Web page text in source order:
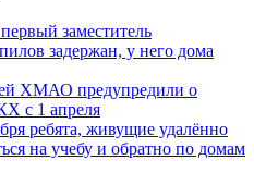
заместитель
задержан, у него дома
ХМАО предупредили о
с 1 апреля
ребята, живущие удалённо
на учебу и обратно по домам